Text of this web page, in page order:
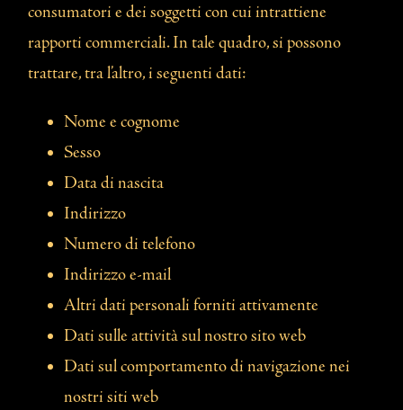
consumatori e dei soggetti con cui intrattiene
rapporti commerciali. In tale quadro, si possono
trattare, tra l’altro, i seguenti dati:
Nome e cognome
Sesso
Data di nascita
Indirizzo
Numero di telefono
Indirizzo e-mail
Altri dati personali forniti attivamente
Dati sulle attività sul nostro sito web
Dati sul comportamento di navigazione nei
nostri siti web